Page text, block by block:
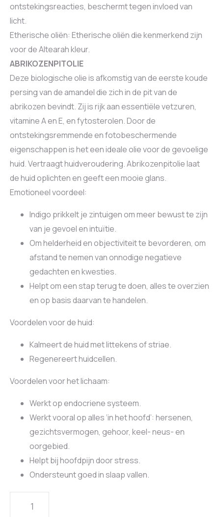
ontstekingsreacties, beschermt tegen invloed van
licht.
Etherische oliën: Etherische oliën die kenmerkend zijn
voor de Altearah kleur.
ABRIKOZENPITOLIE
Deze biologische olie is afkomstig van de eerste koude
persing van de amandel die zich in de pit van de
abrikozen bevindt. Zij is rijk aan essentiële vetzuren,
vitamine A en E, en fytosterolen. Door de
ontstekingsremmende en fotobeschermende
eigenschappen is het een ideale olie voor de gevoelige
huid. Vertraagt huidveroudering. Abrikozenpitolie laat
de huid oplichten en geeft een mooie glans.
Emotioneel voordeel:
Indigo prikkelt je zintuigen om meer bewust te zijn
van je gevoel en intuïtie.
Om helderheid en objectiviteit te bevorderen, om
afstand te nemen van onnodige negatieve
gedachten en kwesties.
Helpt om een stap terug te doen, alles te overzien
en op basis daarvan te handelen.
Voordelen voor de huid:
Kalmeert de huid met littekens of striae.
Regenereert huidcellen.
Voordelen voor het lichaam:
Werkt op endocriene systeem.
Werkt vooral op alles ‘in het hoofd’: hersenen,
gezichtsvermogen, gehoor, keel- neus- en
oorgebied.
Helpt bij hoofdpijn door stress.
Ondersteunt goed in slaap vallen.